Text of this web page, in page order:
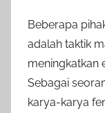
Beberapa
adalah taktik
meningkatkan
Sebagai
karya-karya